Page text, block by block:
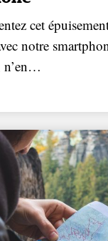
cet
notre
n’en…